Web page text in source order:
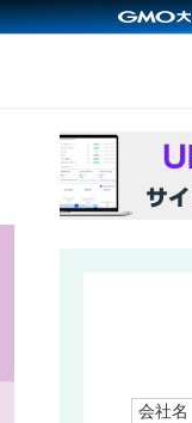
会社名